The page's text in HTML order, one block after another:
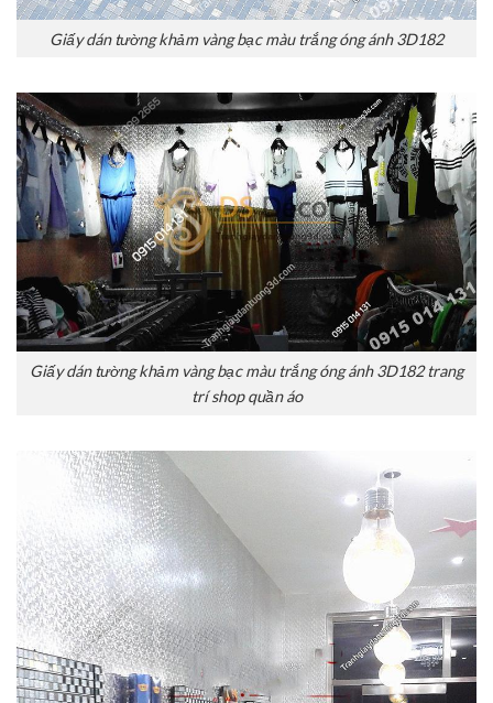
Giấy dán tường khảm vàng bạc màu trắng óng ánh 3D182
Giấy dán tường khảm vàng bạc màu trắng óng ánh 3D182 trang
trí shop quần áo